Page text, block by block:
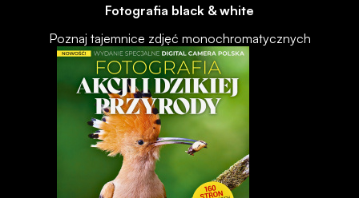
Fotografia black & white
Poznaj tajemnice zdjęć monochromatycznych